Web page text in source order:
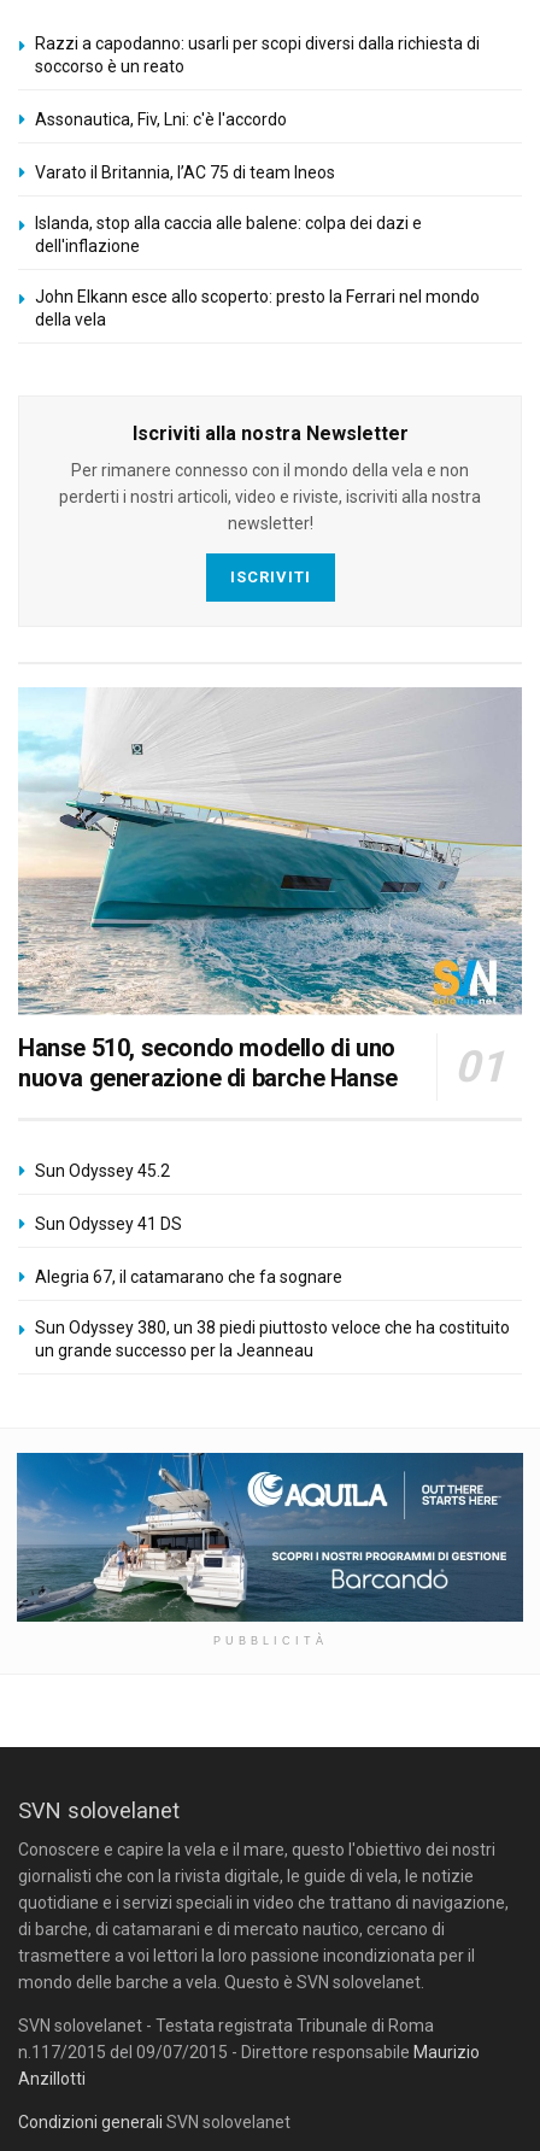
Razzi a capodanno: usarli per scopi diversi dalla richiesta di
soccorso è un reato
Assonautica, Fiv, Lni: c'è l'accordo
Varato il Britannia, l’AC 75 di team Ineos
Islanda, stop alla caccia alle balene: colpa dei dazi e
dell'inflazione
John Elkann esce allo scoperto: presto la Ferrari nel mondo
della vela
Iscriviti alla nostra Newsletter
Per rimanere connesso con il mondo della vela e non
perderti i nostri articoli, video e riviste, iscriviti alla nostra
newsletter!
ISCRIVITI
Hanse 510, secondo modello di uno
nuova generazione di barche Hanse
Sun Odyssey 45.2
Sun Odyssey 41 DS
Alegria 67, il catamarano che fa sognare
Sun Odyssey 380, un 38 piedi piuttosto veloce che ha costituito
un grande successo per la Jeanneau
PUBBLICITÀ
SVN solovelanet
Conoscere e capire la vela e il mare, questo l'obiettivo dei nostri
giornalisti che con la rivista digitale, le guide di vela, le notizie
quotidiane e i servizi speciali in video che trattano di navigazione,
di barche, di catamarani e di mercato nautico, cercano di
trasmettere a voi lettori la loro passione incondizionata per il
mondo delle barche a vela. Questo è SVN solovelanet.
SVN solovelanet - Testata registrata Tribunale di Roma
n.117/2015 del 09/07/2015 - Direttore responsabile Maurizio
Anzillotti
Condizioni generali SVN solovelanet